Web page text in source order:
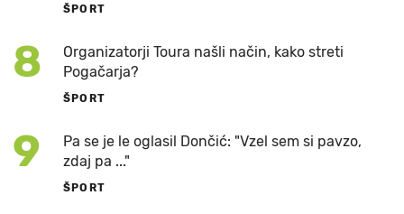
ŠPORT
8
Organizatorji Toura našli način, kako streti
Pogačarja?
ŠPORT
9
Pa se je le oglasil Dončić: "Vzel sem si pavzo,
zdaj pa ..."
ŠPORT